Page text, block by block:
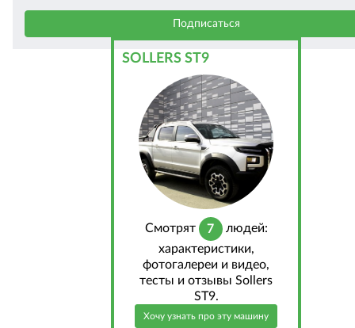
SOLLERS ST9
Cмотрят 7
людей:
характеристики,
фотогалереи и видео,
тесты и отзывы Sollers
ST9.
Хочу узнать про эту машину